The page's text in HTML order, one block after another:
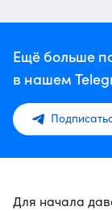
Ещё больше
в нашем
Для начала